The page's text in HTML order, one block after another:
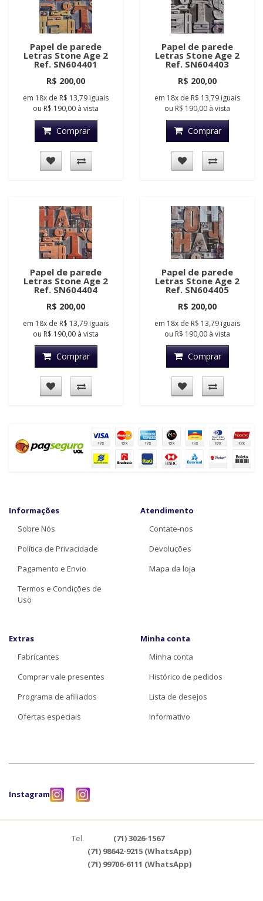
Papel de parede
Letras Stone Age 2
Ref. SN604401
R$ 200,00
em 18x de R$ 13,79 iguais
ou R$ 190,00 à vista
Comprar
Papel de parede
Letras Stone Age 2
Ref. SN604403
R$ 200,00
em 18x de R$ 13,79 iguais
ou R$ 190,00 à vista
Comprar
Papel de parede
Letras Stone Age 2
Ref. SN604404
R$ 200,00
em 18x de R$ 13,79 iguais
ou R$ 190,00 à vista
Comprar
Papel de parede
Letras Stone Age 2
Ref. SN604405
R$ 200,00
em 18x de R$ 13,79 iguais
ou R$ 190,00 à vista
Comprar
Informações
Sobre Nós
Política de Privacidade
Pagamento e Envio
Termos e Condições de
Uso
Atendimento
Contate-nos
Devoluções
Mapa da loja
Extras
Fabricantes
Comprar vale presentes
Programa de afiliados
Ofertas especiais
Minha conta
Minha conta
Histórico de pedidos
Lista de desejos
Informativo
Instagram
Tel.
(71) 3026-1567
(71) 98642-9215 (WhatsApp)
(71) 99706-6111 (WhatsApp)